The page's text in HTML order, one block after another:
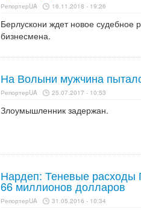
РепортерUA 16.11.2018 - 19:26
Берлускони ждет новое судебное
бизнесмена.
На Волыни мужчина
РепортерUA 25.07.2017 - 10:53
Злоумышленник задержан.
Нардеп: Теневые расходы
66 миллионов долларов
РепортерUA 31.05.2016 - 10:34